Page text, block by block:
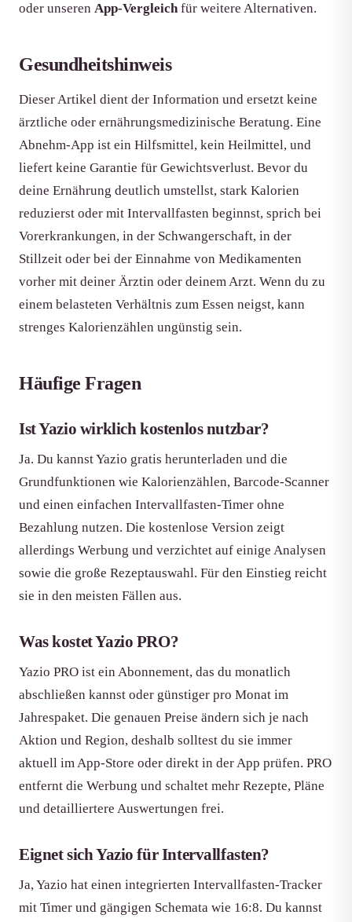
oder unseren App-Vergleichfür weitere Alternativen.
Gesundheitshinweis
Dieser Artikel dient der Information und ersetzt keine
ärztliche oder ernährungsmedizinische Beratung. Eine
Abnehm-App ist ein Hilfsmittel, kein Heilmittel, und
liefert keine Garantie für Gewichtsverlust. Bevor du
deine Ernährung deutlich umstellst, stark Kalorien
reduzierst oder mit Intervallfasten beginnst, sprich bei
Vorerkrankungen, in der Schwangerschaft, in der
Stillzeit oder bei der Einnahme von Medikamenten
vorher mit deiner Ärztin oder deinem Arzt. Wenn du zu
einem belasteten Verhältnis zum Essen neigst, kann
strenges Kalorienzählen ungünstig sein.
Häufige Fragen
Ist Yazio wirklich kostenlos nutzbar?
Ja. Du kannst Yazio gratis herunterladen und die
Grundfunktionen wie Kalorienzählen, Barcode-Scanner
und einen einfachen Intervallfasten-Timer ohne
Bezahlung nutzen. Die kostenlose Version zeigt
allerdings Werbung und verzichtet auf einige Analysen
sowie die große Rezeptauswahl. Für den Einstieg reicht
sie in den meisten Fällen aus.
Was kostet Yazio PRO?
Yazio PRO ist ein Abonnement, das du monatlich
abschließen kannst oder günstiger pro Monat im
Jahrespaket. Die genauen Preise ändern sich je nach
Aktion und Region, deshalb solltest du sie immer
aktuell im App-Store oder direkt in der App prüfen. PRO
entfernt die Werbung und schaltet mehr Rezepte, Pläne
und detailliertere Auswertungen frei.
Eignet sich Yazio für Intervallfasten?
Ja, Yazio hat einen integrierten Intervallfasten-Tracker
mit Timer und gängigen Schemata wie 16:8. Du kannst